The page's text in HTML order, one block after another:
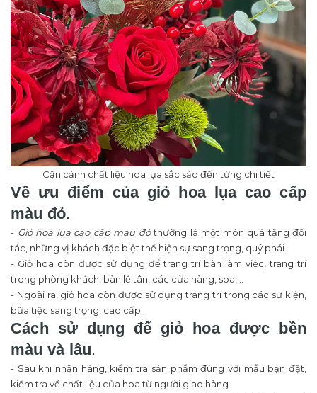
Cận cảnh chất liệu hoa lụa sắc sảo đến từng chi tiết
Về ưu điểm của giỏ hoa lụa cao cấp
màu đỏ.
- Giỏ hoa lụa cao cấp màu đỏthường là một món quà tặng đối
tác, những vị khách đặc biệt thể hiện sự sang trọng, quý phái.
- Giỏ hoa còn được sử dụng để trang trí bàn làm việc, trang trí
trong phòng khách, bàn lễ tân, các cửa hàng, spa,...
- Ngoài ra, giỏ hoa còn được sử dụng trang trí trong các sự kiện,
bữa tiệc sang trọng, cao cấp.
Cách sử dụng để giỏ hoa được bền
màu và lâu.
- Sau khi nhận hàng, kiểm tra sản phẩm đúng với mẫu bạn đặt,
kiểm tra về chất liệu của hoa từ người giao hàng.